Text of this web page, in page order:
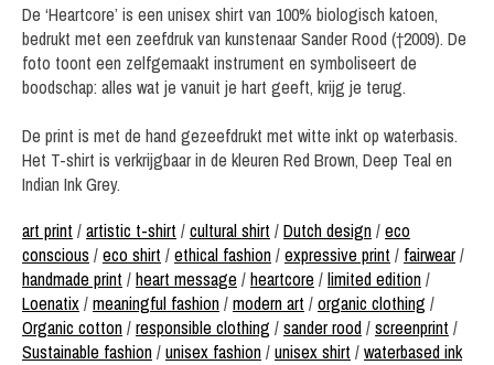
De ‘Heartcore’ is een unisex shirt van 100% biologisch katoen,
bedrukt met een zeefdruk van kunstenaar Sander Rood (†2009). De
foto toont een zelfgemaakt instrument en symboliseert de
boodschap: alles wat je vanuit je hart geeft, krijg je terug.
De print is met de hand gezeefdrukt met witte inkt op waterbasis.
Het T-shirt is verkrijgbaar in de kleuren Red Brown, Deep Teal en
Indian Ink Grey.
art print /artistic t-shirt /cultural shirt /Dutch design/eco
conscious /eco shirt /ethical fashion/expressive print / fairwear/
handmade print /heart message /heartcore /limited edition/
Loenatix/meaningful fashion/modern art /organic clothing /
Organic cotton/responsible clothing /sander rood/screenprint /
Sustainable fashion/unisex fashion/unisex shirt /waterbased ink